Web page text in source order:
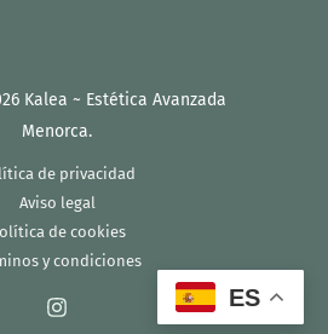
Kalea ~ Estética Avanzada
Menorca.
de privacidad
Aviso legal
de cookies
y condiciones
ES